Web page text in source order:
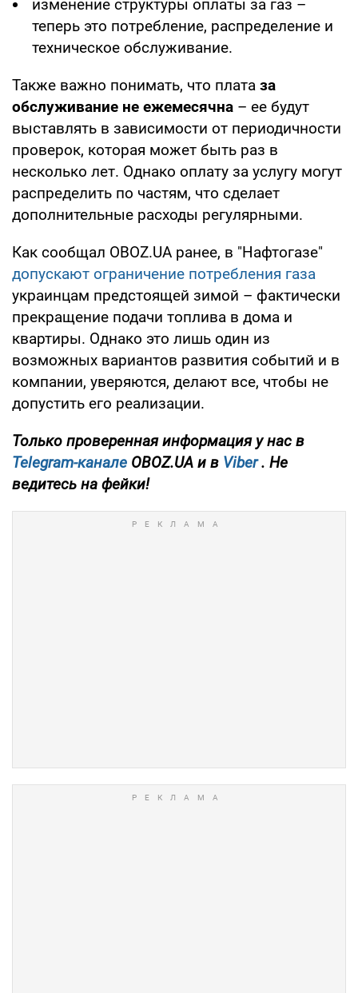
изменение структуры оплаты за газ –
теперь это потребление, распределение и
техническое обслуживание.
Также важно понимать, что плата за
обслуживание не ежемесячна – ее будут
выставлять в зависимости от периодичности
проверок, которая может быть раз в
несколько лет. Однако оплату за услугу могут
распределить по частям, что сделает
дополнительные расходы регулярными.
Как сообщал OBOZ.UA ранее, в "Нафтогазе"
допускают ограничение потребления газа
украинцам предстоящей зимой – фактически
прекращение подачи топлива в дома и
квартиры. Однако это лишь один из
возможных вариантов развития событий и в
компании, уверяются, делают все, чтобы не
допустить его реализации.
Только проверенная информация у нас в
Telegram-канале OBOZ.UA и в Viber . Не
ведитесь на фейки!